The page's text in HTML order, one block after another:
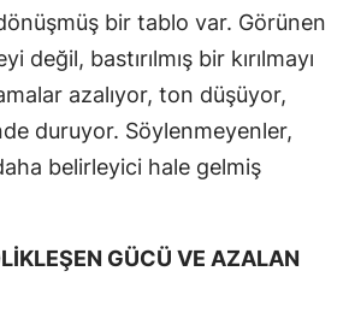
bir tablo var. Görünen
değil, bastırılmış bir kırılmayı
azalıyor, ton düşüyor,
duruyor. Söylenmeyenler,
belirleyici hale gelmiş
GÜCÜ VE AZALAN